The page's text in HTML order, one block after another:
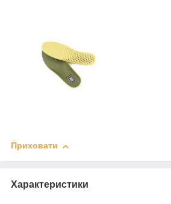
Приховати
Характеристики